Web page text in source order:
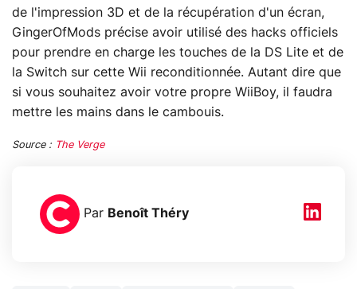
de l'impression 3D et de la récupération d'un écran,
GingerOfMods précise avoir utilisé des hacks officiels
pour prendre en charge les touches de la DS Lite et de
la Switch sur cette Wii reconditionnée. Autant dire que
si vous souhaitez avoir votre propre WiiBoy, il faudra
mettre les mains dans le cambouis.
Source : The Verge
Par Benoît Théry